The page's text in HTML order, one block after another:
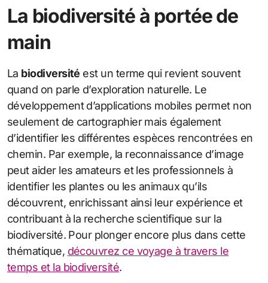
La biodiversité à portée de
main
La biodiversité est un terme qui revient souvent
quand on parle d’exploration naturelle. Le
développement d’applications mobiles permet non
seulement de cartographier mais également
d’identifier les différentes espèces rencontrées en
chemin. Par exemple, la reconnaissance d’image
peut aider les amateurs et les professionnels à
identifier les plantes ou les animaux qu’ils
découvrent, enrichissant ainsi leur expérience et
contribuant à la recherche scientifique sur la
biodiversité. Pour plonger encore plus dans cette
thématique, découvrez ce voyage à travers le
temps et la biodiversité.